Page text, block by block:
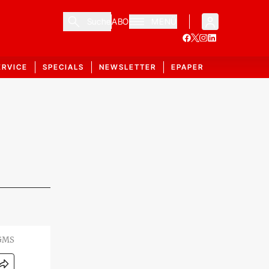
ABO
SPECIALS NEWSLETTER EPAPER